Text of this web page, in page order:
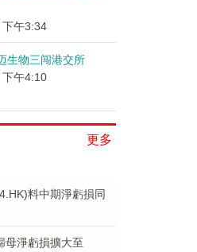
午3:34
生物三闯港交所
午4:10
更多
料中期淨虧損同
母淨虧損擴大至